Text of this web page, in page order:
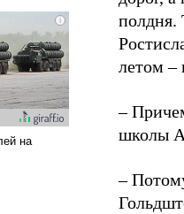
полдня.
летом –
–
школы
–